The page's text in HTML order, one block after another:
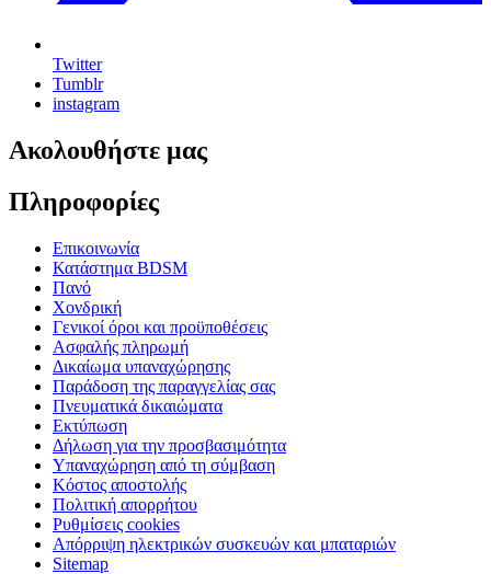
Twitter
Tumblr
instagram
Ακολουθήστε μας
Πληροφορίες
Επικοινωνία
Κατάστημα BDSM
Πανό
Χονδρική
Γενικοί όροι και προϋποθέσεις
Ασφαλής πληρωμή
Δικαίωμα υπαναχώρησης
Παράδοση της παραγγελίας σας
Πνευματικά δικαιώματα
Εκτύπωση
Δήλωση για την προσβασιμότητα
Υπαναχώρηση από τη σύμβαση
Κόστος αποστολής
Πολιτική απορρήτου
Ρυθμίσεις cookies
Απόρριψη ηλεκτρικών συσκευών και μπαταριών
Sitemap